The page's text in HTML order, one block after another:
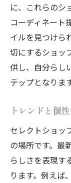
に、これらのシ
コーディネート
イルを見つけら
切にするショッ
供し、自分らし
テップとなります
トレンドと個
セレクトショッ
の場所です。最
らしさを表現す
ります。例えば